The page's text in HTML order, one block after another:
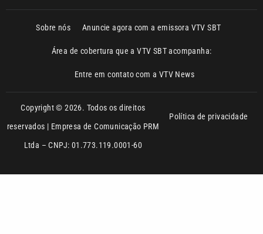
Sobre nós Anuncie agora com a emissora VTV SBT
Área de cobertura que a VTV SBT acompanha:
Entre em contato com a VTV News
Copyright © 2026. Todos os direitos
reservados | Empresa de Comunicação PRM
Ltda – CNPJ: 01.773.119.0001-60
Política de privacidade